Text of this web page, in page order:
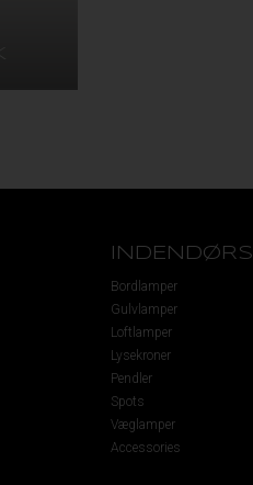
INDENDØRS
Bordlamper
Gulvlamper
Loftlamper
Lysekroner
Pendler
Spots
Væglamper
Accessories